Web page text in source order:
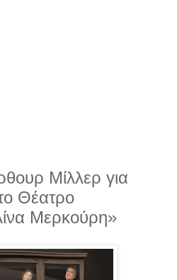
Μίλλερ για
Θέατρο
Μερκούρη»